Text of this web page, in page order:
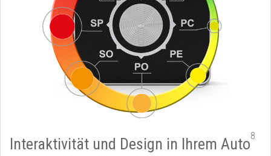
Interaktivität und Design in Ihrem Auto8